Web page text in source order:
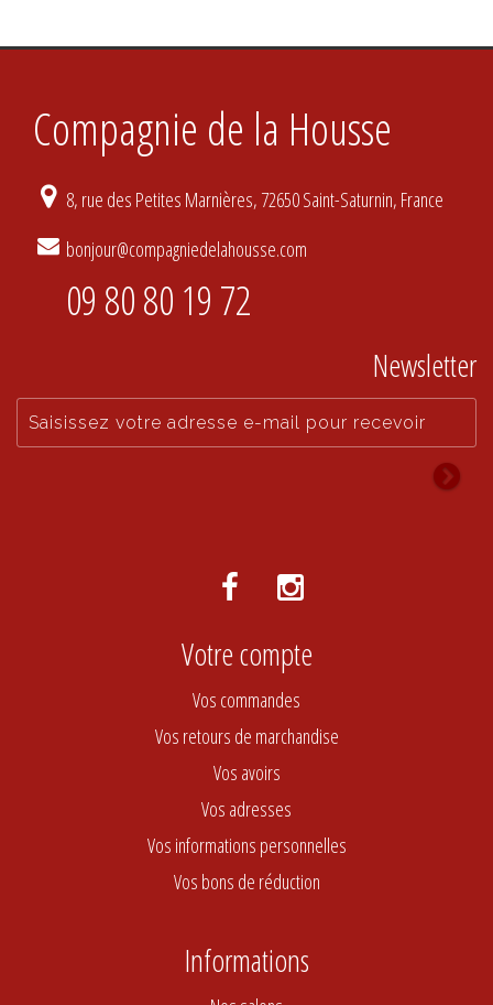
Compagnie de la Housse
8, rue des Petites Marnières, 72650 Saint-Saturnin, France
bonjour@compagniedelahousse.com
09 80 80 19 72
Newsletter
Votre compte
Vos commandes
Vos retours de marchandise
Vos avoirs
Vos adresses
Vos informations personnelles
Vos bons de réduction
Informations